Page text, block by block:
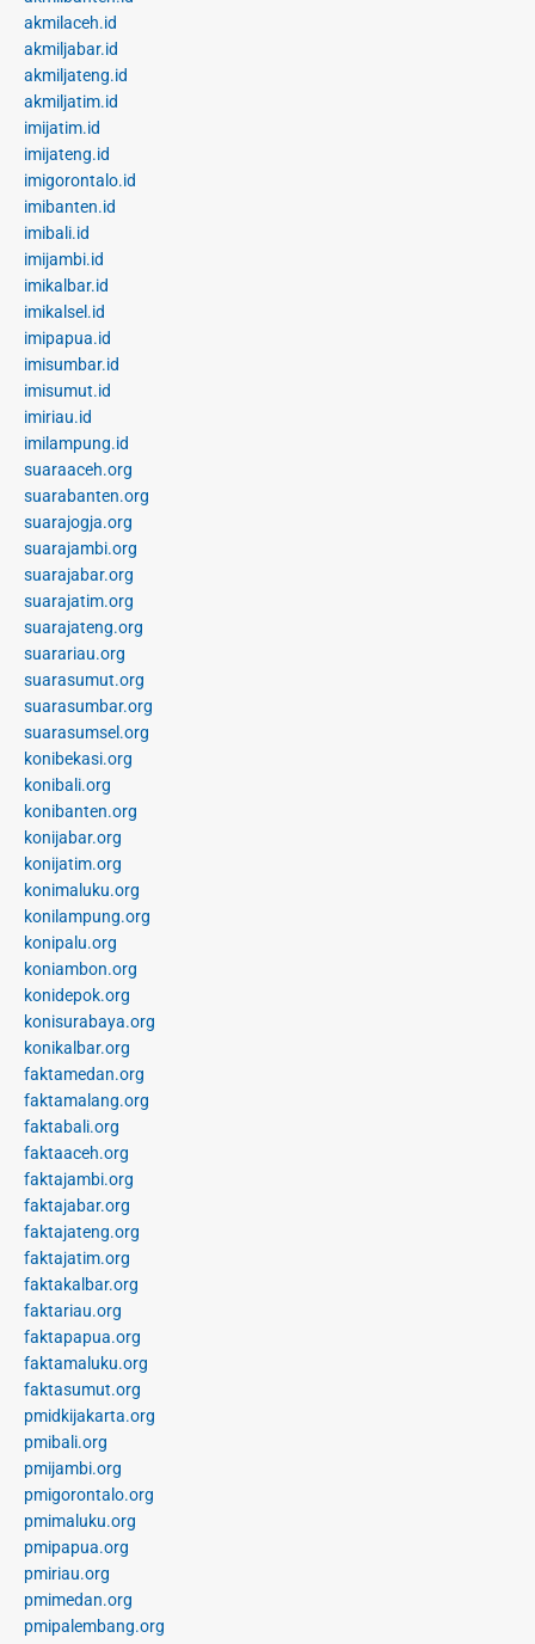
akmilaceh.id
akmiljabar.id
akmiljateng.id
akmiljatim.id
imijatim.id
imijateng.id
imigorontalo.id
imibanten.id
imibali.id
imijambi.id
imikalbar.id
imikalsel.id
imipapua.id
imisumbar.id
imisumut.id
imiriau.id
imilampung.id
suaraaceh.org
suarabanten.org
suarajogja.org
suarajambi.org
suarajabar.org
suarajatim.org
suarajateng.org
suarariau.org
suarasumut.org
suarasumbar.org
suarasumsel.org
konibekasi.org
konibali.org
konibanten.org
konijabar.org
konijatim.org
konimaluku.org
konilampung.org
konipalu.org
koniambon.org
konidepok.org
konisurabaya.org
konikalbar.org
faktamedan.org
faktamalang.org
faktabali.org
faktaaceh.org
faktajambi.org
faktajabar.org
faktajateng.org
faktajatim.org
faktakalbar.org
faktariau.org
faktapapua.org
faktamaluku.org
faktasumut.org
pmidkijakarta.org
pmibali.org
pmijambi.org
pmigorontalo.org
pmimaluku.org
pmipapua.org
pmiriau.org
pmimedan.org
pmipalembang.org